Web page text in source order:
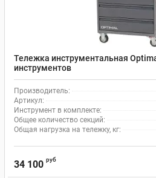
Тележка инструментальная
инструментов
Производитель:
Артикул:
Инструмент в комплекте:
Общее количество секций:
Общая нагрузка на тележку, кг:
34 100 руб